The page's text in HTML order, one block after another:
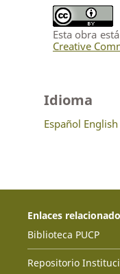
Esta obra
Creative
Idioma
Español English
Enlaces
Biblioteca PUCP
Repositorio